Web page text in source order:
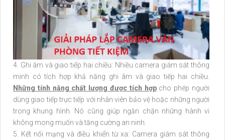
4. Ghi âm và giao tiếp hai chiều: Nhiều camera giám sát thông
minh có tích hợp khả năng ghi âm và giao tiếp hai chiều.
Những tính năng chất lượng được tích hợp cho phép người
dùng giao tiếp trực tiếp với nhân viên bảo vệ hoặc những người
trong khung hình. Nó cũng giúp ngăn chặn những hành vi
không mong muốn và tăng cường an ninh.
5. Kết nối mạng và điều khiển từ xa: Camera giám sát thông